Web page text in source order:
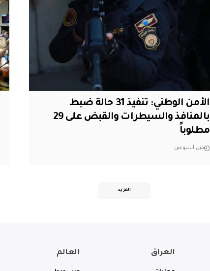
الأمن الوطني: تنفيذ 31 حالة ضبط
بالمنافذ والسيطرات والقبض على 29
مطلوباً
قبل أسبوعين
المزيد
العراق العالم